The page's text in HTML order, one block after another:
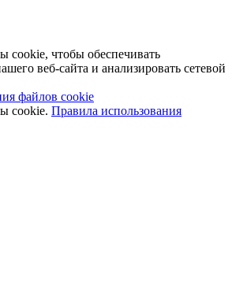
cookie, чтобы обеспечивать
веб-сайта и анализировать сетевой
файлов cookie
cookie. Правила использования